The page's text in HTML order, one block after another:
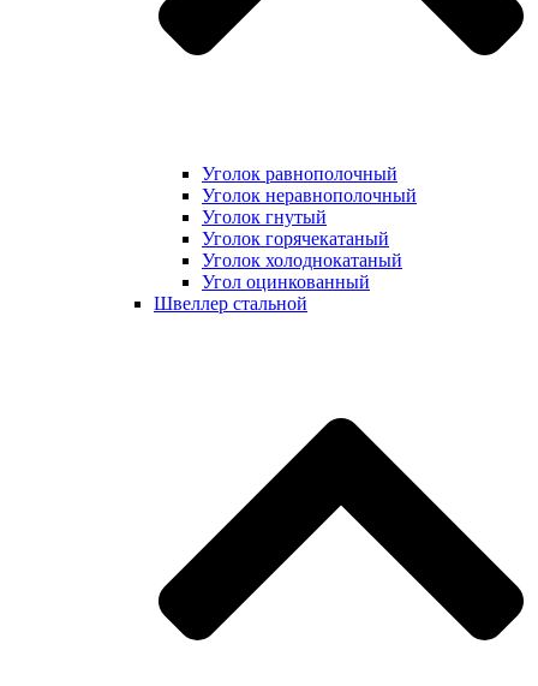
Уголок равнополочный
Уголок неравнополочный
Уголок гнутый
Уголок горячекатаный
Уголок холоднокатаный
Угол оцинкованный
Швеллер стальной